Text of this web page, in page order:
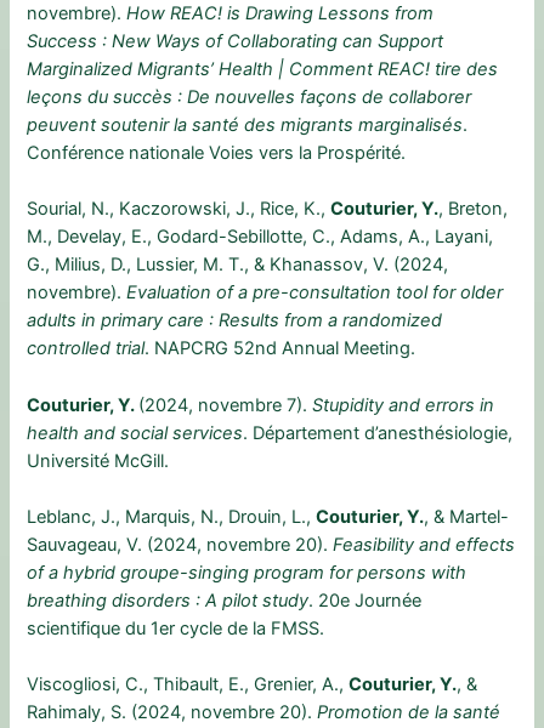
novembre).How REAC! is Drawing Lessons from
Success : New Ways of Collaborating can Support
Marginalized Migrants’ Health | Comment REAC! tire des
leçons du succès : De nouvelles façons de collaborer
peuvent soutenir la santé des migrants marginalisés.
Conférence nationale Voies vers la Prospérité.
Sourial, N., Kaczorowski, J., Rice, K.,Couturier, Y., Breton,
M., Develay, E., Godard-Sebillotte, C., Adams, A., Layani,
G., Milius, D., Lussier, M. T., & Khanassov, V. (2024,
novembre).Evaluation of a pre-consultation tool for older
adults in primary care : Results from a randomized
controlled trial. NAPCRG 52nd Annual Meeting.
Couturier, Y. (2024, novembre 7).Stupidity and errors in
health and social services. Département d’anesthésiologie,
Université McGill.
Leblanc, J., Marquis, N., Drouin, L.,Couturier, Y., & Martel-
Sauvageau, V. (2024, novembre 20).Feasibility and effects
of a hybrid groupe-singing program for persons with
breathing disorders : A pilot study. 20e Journée
scientifique du 1er cycle de la FMSS.
Viscogliosi, C., Thibault, E., Grenier, A.,Couturier, Y., &
Rahimaly, S. (2024, novembre 20).Promotion de la santé